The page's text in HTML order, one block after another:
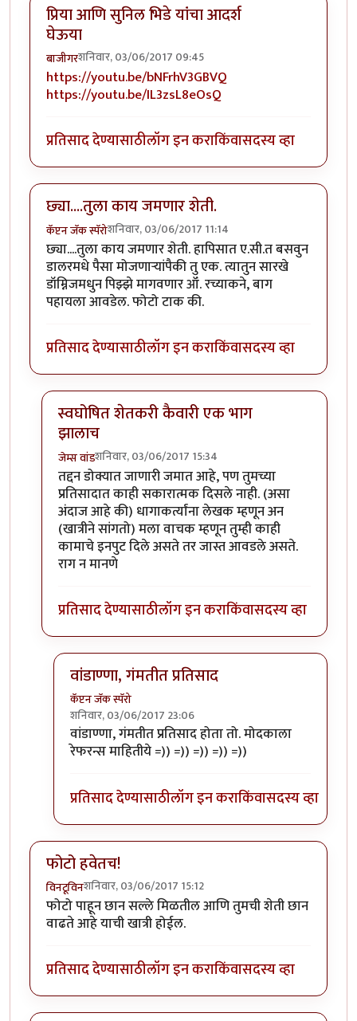
प्रिया आणि सुनिल भिडे यांंचा आदर्श
घेऊया
बाजीगरशनिवार, 03/06/2017 09:45
https://youtu.be/bNFrhV3GBVQ
https://youtu.be/IL3zsL8eOsQ
प्रतिसाद देण्यासाठीलॉग इन कराकिंवासदस्य व्हा
छ्या....तुला काय जमणार शेती.
कॅप्टन जॅक स्पॅरोशनिवार, 03/06/2017 11:14
छ्या....तुला काय जमणार शेती. हापिसात ए.सी.त बसवुन
डालरमधे पैसा मोजणार्‍यांपैकी तु एक. त्यातुन सारखे
डॉम्निजमधुन पिझ्झे मागवणार ऑं. रच्याकने, बाग
पहायला आवडेल. फोटो टाक की.
प्रतिसाद देण्यासाठीलॉग इन कराकिंवासदस्य व्हा
स्वघोषित शेतकरी कैवारी एक भाग
झालाच
जेम्स वांडशनिवार, 03/06/2017 15:34
In reply toछ्या....तुला काय जमणार शेती.by
तद्दन डोक्यात जाणारी जमात आहे, पण तुमच्या
प्रतिसादात काही सकारात्मक दिसले नाही. (असा
अंदाज आहे की) धागाकर्त्यांना लेखक म्हणून अन
(खात्रीने सांगतो) मला वाचक म्हणून तुम्ही काही
कामाचे इनपुट दिले असते तर जास्त आवडले असते.
राग न मानणे
प्रतिसाद देण्यासाठीलॉग इन कराकिंवासदस्य व्हा
वांडाण्णा, गंमतीत प्रतिसाद
कॅप्टन जॅक स्पॅरो
शनिवार, 03/06/2017 23:06
In reply toस्वघोषित शेतकरी कैवारी एक भाग झालाच
वांडाण्णा, गंमतीत प्रतिसाद होता तो. मोदकाला
रेफरन्स माहितीये =)) =)) =)) =)) =))
प्रतिसाद देण्यासाठीलॉग इन कराकिंवासदस्य व्हा
फोटो हवेतच!
विनटूविनशनिवार, 03/06/2017 15:12
फोटो पाहून छान सल्ले मिळतील आणि तुमची शेती छान
वाढते आहे याची खात्री होईल.
प्रतिसाद देण्यासाठीलॉग इन कराकिंवासदस्य व्हा